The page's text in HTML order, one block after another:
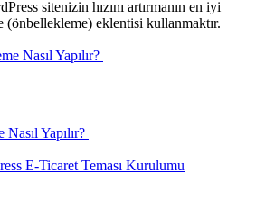
sitenizin hızını artırmanın en iyi
(önbellekleme) eklentisi kullanmaktır.
Yapılır?